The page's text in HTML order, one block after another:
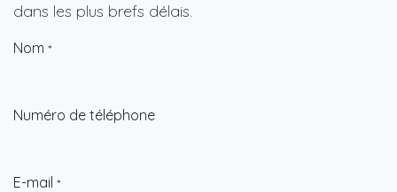
dans les plus brefs délais.
Nom *
Numéro de téléphone
E-mail *